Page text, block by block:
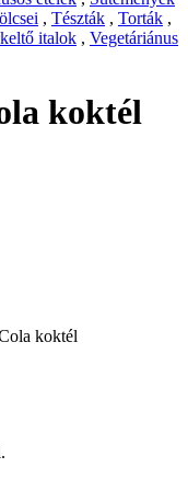
, Tészták , Torták ,
italok , Vegetáriánus
koktél
koktél